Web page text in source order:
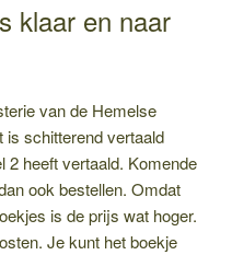
klaar en naar
van de Hemelse
is schitterend vertaald
2 heeft vertaald. Komende
ook bestellen. Omdat
is de prijs wat hoger.
Je kunt het boekje